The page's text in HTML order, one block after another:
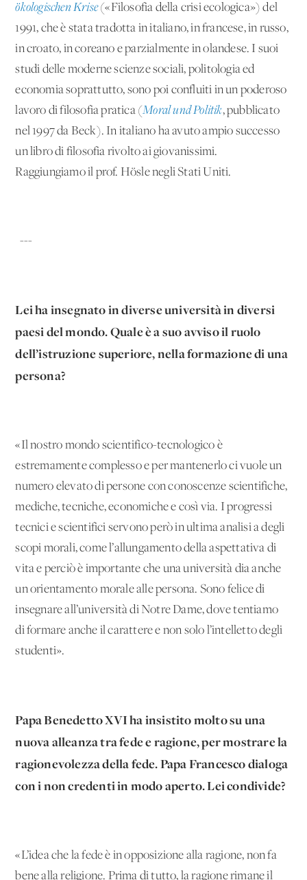
ökologischen Krise(«Filosofia della crisi ecologica») del
1991, che è stata tradotta in italiano, in francese, in russo,
in croato, in coreano e parzialmente in olandese. I suoi
studi delle moderne scienze sociali, politologia ed
economia soprattutto, sono poi confluiti in un poderoso
lavoro di filosofia pratica (Moral und Politik, pubblicato
nel 1997 da Beck). In italiano ha avuto ampio successo
un libro di filosofia rivolto ai giovanissimi.
Raggiungiamo il prof. Hösle negli Stati Uniti.
---
Lei ha insegnato in diverse università in diversi
paesi del mondo. Quale è a suo avviso il ruolo
dell’istruzione superiore, nella formazione di una
persona?
«Il nostro mondo scientifico-tecnologico è
estremamente complesso e per mantenerlo ci vuole un
numero elevato di persone con conoscenze scientifiche,
mediche, tecniche, economiche e così via. I progressi
tecnici e scientifici servono però in ultima analisi a degli
scopi morali, come l’allungamento della aspettativa di
vita e perciò è importante che una università dia anche
un orientamento morale alle persona. Sono felice di
insegnare all’università di Notre Dame, dove tentiamo
di formare anche il carattere e non solo l’intelletto degli
studenti».
Papa Benedetto XVI ha insistito molto su una
nuova alleanza tra fede e ragione, per mostrare la
ragionevolezza della fede. Papa Francesco dialoga
con i non credenti in modo aperto. Lei condivide?
«L’idea che la fede è in opposizione alla ragione, non fa
bene alla religione. Prima di tutto, la ragione rimane il